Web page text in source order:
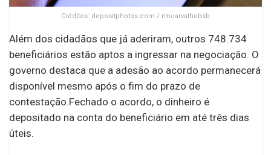
Créditos: depositphotos.com / rmcarvalhobsb
Além dos cidadãos que já aderiram, outros 748.734
beneficiários estão aptos a ingressar na negociação. O
governo destaca que a adesão ao acordo permanecerá
disponível mesmo após o fim do prazo de
contestação.Fechado o acordo, o dinheiro é
depositado na conta do beneficiário em até três dias
úteis.